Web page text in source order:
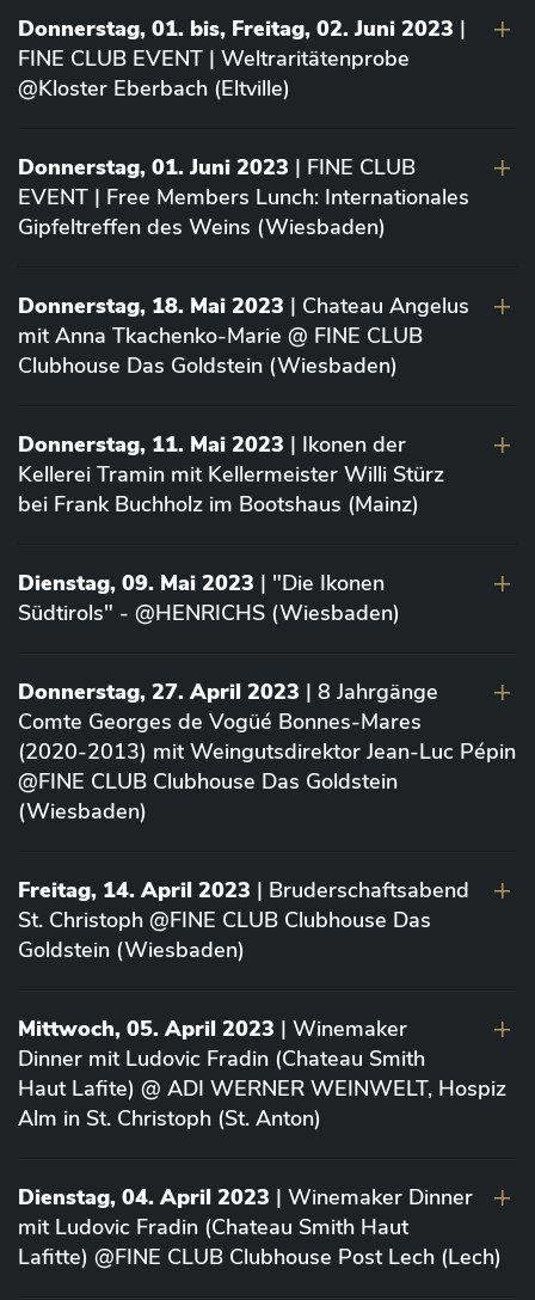
Donnerstag, 01. bis, Freitag, 02. Juni 2023 |
FINE CLUB EVENT | Weltraritätenprobe
@Kloster Eberbach (Eltville)
Donnerstag, 01. Juni 2023 | FINE CLUB
EVENT | Free Members Lunch: Internationales
Gipfeltreffen des Weins (Wiesbaden)
Donnerstag, 18. Mai 2023 | Chateau Angelus
mit Anna Tkachenko-Marie @ FINE CLUB
Clubhouse Das Goldstein (Wiesbaden)
Donnerstag, 11. Mai 2023 | Ikonen der
Kellerei Tramin mit Kellermeister Willi Stürz
bei Frank Buchholz im Bootshaus (Mainz)
Dienstag, 09. Mai 2023 | "Die Ikonen
Südtirols" - @HENRICHS (Wiesbaden)
Donnerstag, 27. April 2023 | 8 Jahrgänge
Comte Georges de Vogüé Bonnes-Mares
(2020-2013) mit Weingutsdirektor Jean-Luc Pépin
@FINE CLUB Clubhouse Das Goldstein
(Wiesbaden)
Freitag, 14. April 2023 | Bruderschaftsabend
St. Christoph @FINE CLUB Clubhouse Das
Goldstein (Wiesbaden)
Mittwoch, 05. April 2023 | Winemaker
Dinner mit Ludovic Fradin (Chateau Smith
Haut Lafite) @ ADI WERNER WEINWELT, Hospiz
Alm in St. Christoph (St. Anton)
Dienstag, 04. April 2023 | Winemaker Dinner
mit Ludovic Fradin (Chateau Smith Haut
Lafitte) @FINE CLUB Clubhouse Post Lech (Lech)